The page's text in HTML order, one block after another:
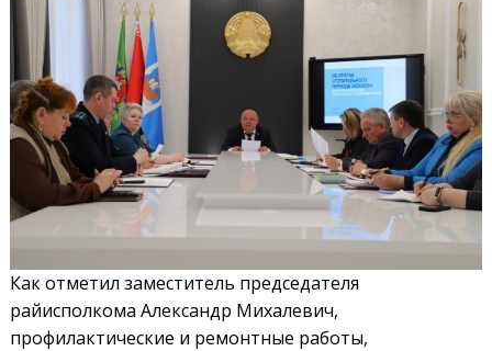
Как отметил заместитель председателя
райисполкома Александр Михалевич,
профилактические и ремонтные работы,